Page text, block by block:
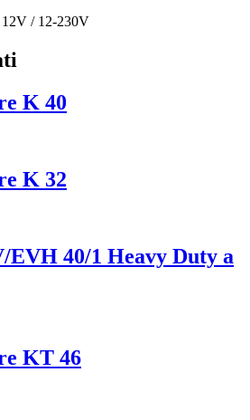
/ 12-230V
K 40
K 32
EVH 40/1 Heavy Duty a
KT 46